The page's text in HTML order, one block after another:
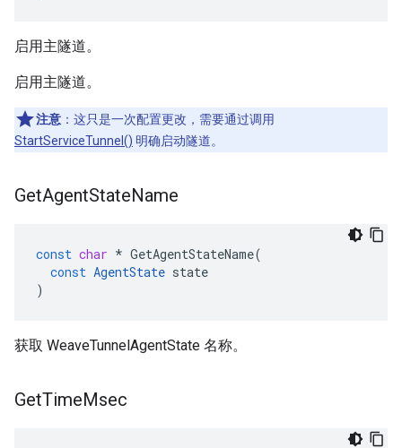
启用主隧道。
启用主隧道。
注意 ：这只是一次配置更改，需要通过调用
StartServiceTunnel() 明确启动隧道。
GetAgentStateName
const char * GetAgentStateName(
const AgentState state
)
获取 WeaveTunnelAgentState 名称。
GetTimeMsec